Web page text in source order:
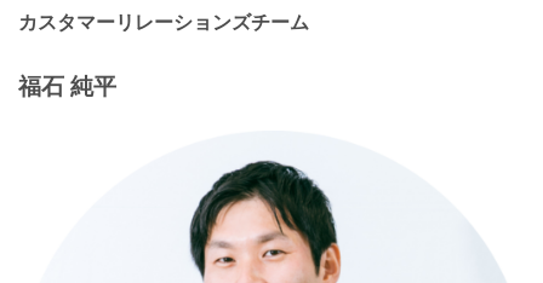
カスタマーリレーションズチーム
福石 純平